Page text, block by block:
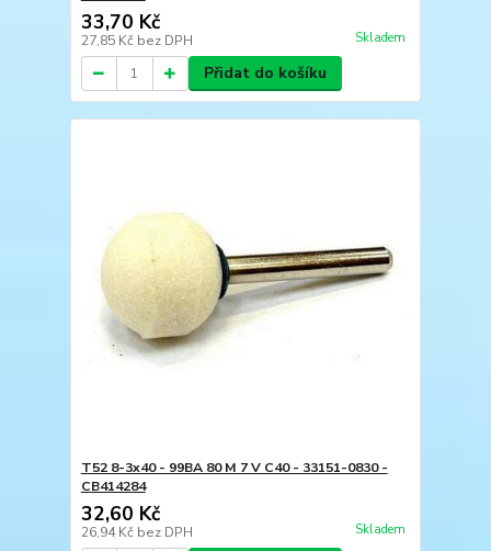
33,70 Kč
27,85 Kč bez DPH Skladem
Přidat do košíku
T52 8-3x40 - 99BA 80 M 7 V C40 - 33151-0830 -
CB414284
32,60 Kč
26,94 Kč bez DPH Skladem